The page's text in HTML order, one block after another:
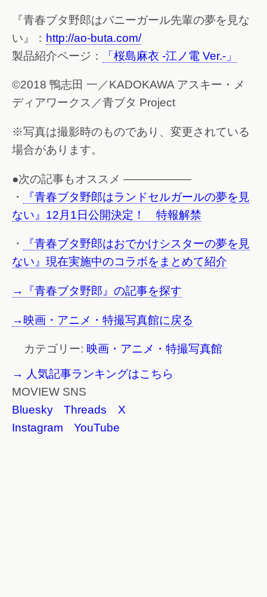
『青春ブタ野郎はバニーガール先輩の夢を見な
い』： http://ao-buta.com/
製品紹介ページ：
「桜島麻衣 -江ノ電 Ver.-」
©2018 鴨志田 一／KADOKAWA アスキー・メ
ディアワークス／青ブタ Project
※写真は撮影時のものであり、変更されている
場合があります。
●次の記事もオススメ ——————
・
『青春ブタ野郎はランドセルガールの夢を見
ない』12月1日公開決定！ 特報解禁
・
『青春ブタ野郎はおでかけシスターの夢を見
ない』現在実施中のコラボをまとめて紹介
→『青春ブタ野郎』の記事を探す
→映画・アニメ・特撮写真館に戻る
カテゴリー: 映画・アニメ・特撮写真館
→ 人気記事ランキングはこちら
MOVIEW SNS
Bluesky
Threads
X
Instagram
YouTube